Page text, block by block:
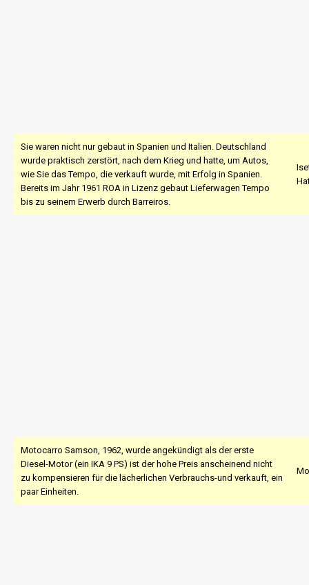
Sie waren nicht nur gebaut in Spanien und Italien. Deutschland
wurde praktisch zerstört, nach dem Krieg und hatte, um Autos,
wie Sie das Tempo, die verkauft wurde, mit Erfolg in Spanien.
Bereits im Jahr 1961 ROA in Lizenz gebaut Lieferwagen Tempo
bis zu seinem Erwerb durch Barreiros.
Motocarro Samson, 1962, wurde angekündigt als der erste
Diesel-Motor (ein IKA 9 PS) ist der hohe Preis anscheinend nicht
zu kompensieren für die lächerlichen Verbrauchs-und verkauft, ein
paar Einheiten.